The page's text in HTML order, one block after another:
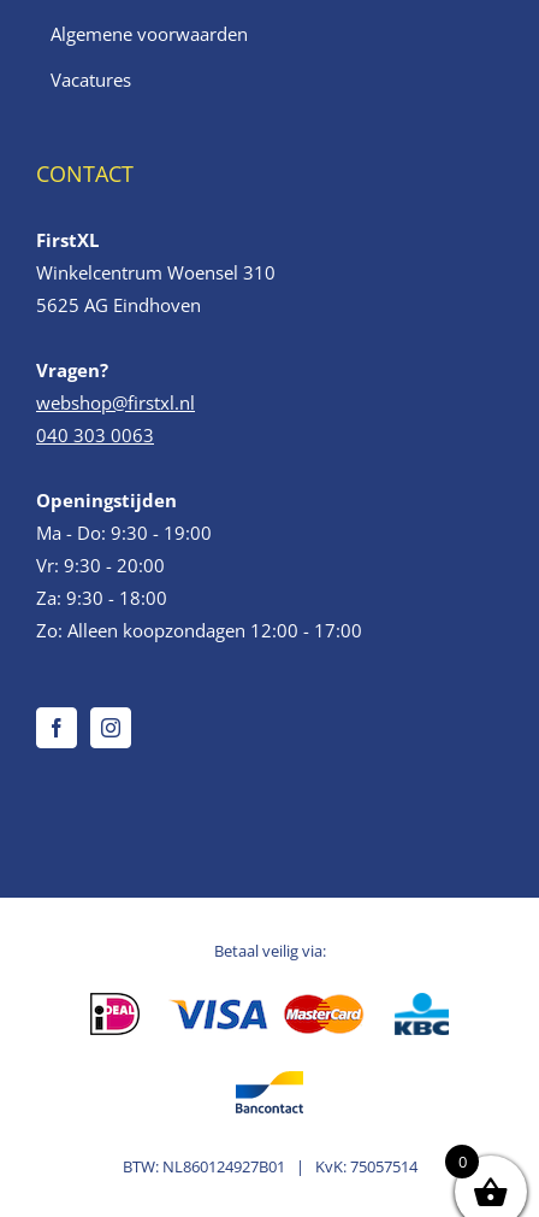
Algemene voorwaarden
Vacatures
CONTACT
FirstXL
Winkelcentrum Woensel 310
5625 AG Eindhoven
Vragen?
webshop@firstxl.nl
040 303 0063
Openingstijden
Ma - Do: 9:30 - 19:00
Vr: 9:30 - 20:00
Za: 9:30 - 18:00
Zo: Alleen koopzondagen 12:00 - 17:00
Betaal veilig via:
BTW: NL860124927B01 | KvK: 75057514 0